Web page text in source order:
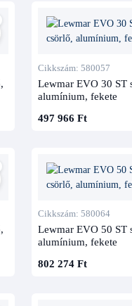
Cikkszám: 580057
Lewmar EVO 30 ST
alumínium, fekete
497 966 Ft
Cikkszám: 580064
Lewmar EVO 50 ST
alumínium, fekete
802 274 Ft